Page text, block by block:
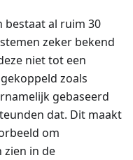
bestaat al ruim 30
zeker bekend
niet tot een
zoals
gebaseerd
dat. Dit maakt
om
zien in de